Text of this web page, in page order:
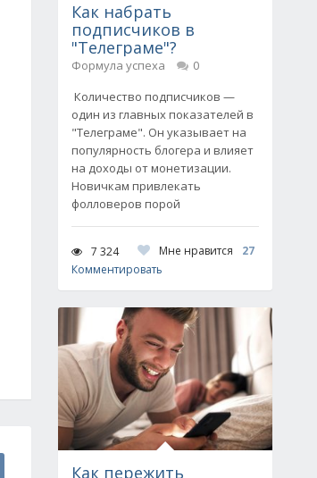
Как набрать
подписчиков в
"Телеграме"?
Формула успеха
0
Количество подписчиков —
один из главных показателей в
"Телеграме". Он указывает на
популярность блогера и влияет
на доходы от монетизации.
Новичкам привлекать
фолловеров порой
7 324 Мне нравится
27
Комментировать
Как пережить